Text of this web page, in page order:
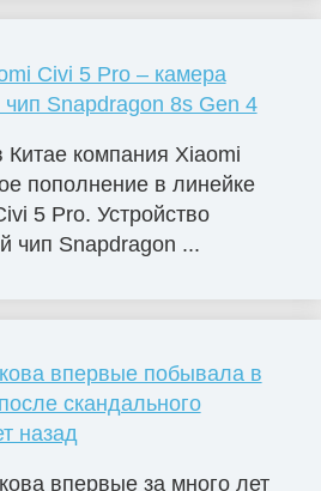
Civi 5 Pro – камера
Snapdragon 8s Gen 4
Китае компания Xiaomi
пополнение в линейке
5 Pro. Устройство
чип Snapdragon ...
впервые побывала в
скандального
назад
впервые за много лет